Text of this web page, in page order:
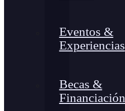
Eventos &
Experiencias
Becas &
Financiación